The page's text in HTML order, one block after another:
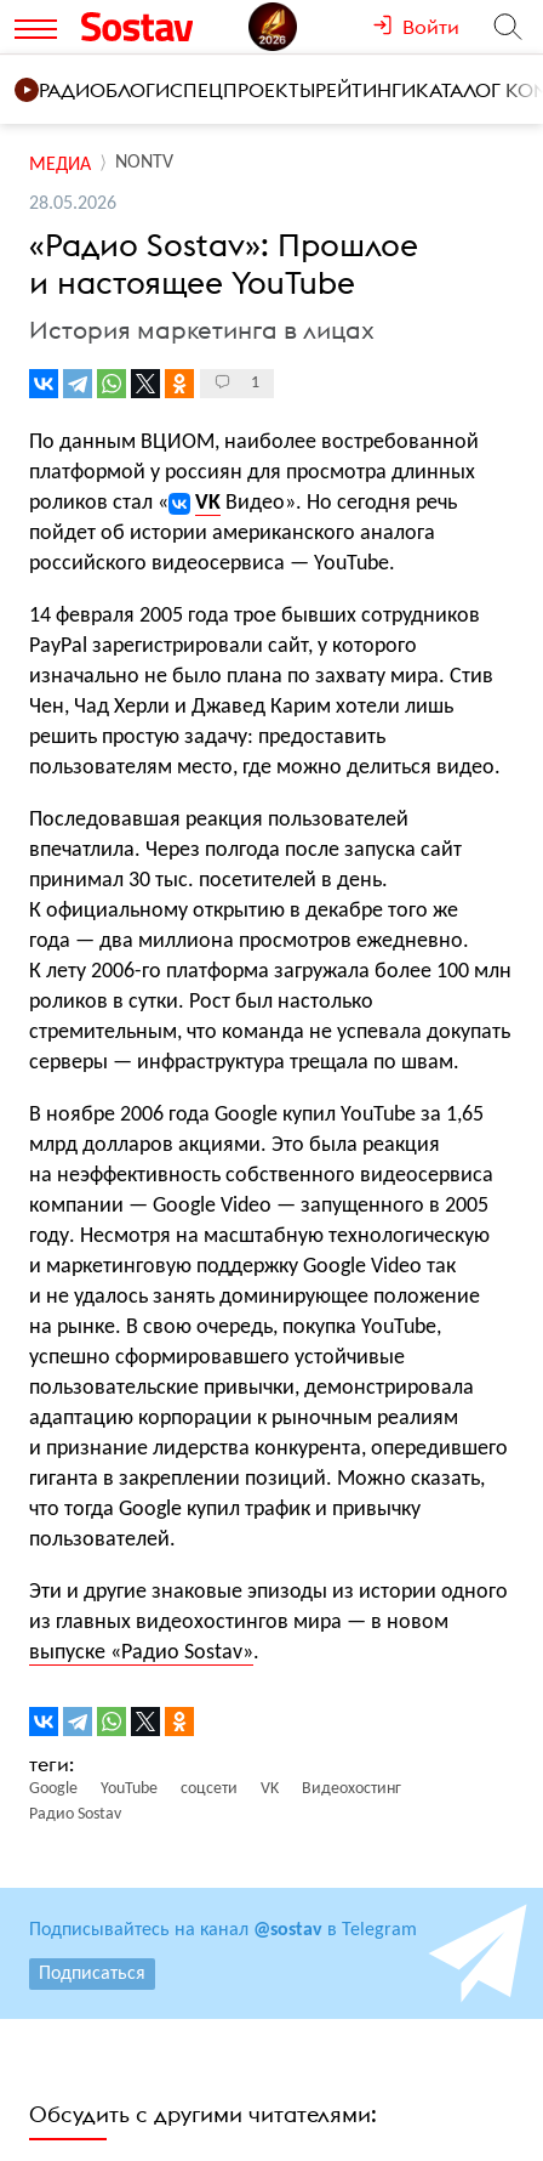
Войти
РАДИОБЛОГИСПЕЦПРОЕКТЫРЕЙТИНГИКАТАЛОГ
МЕДИА NONTV
28.05.2026
«Радио Sostav»: Прошлое
и настоящее YouTube
История маркетинга в лицах
1
По данным ВЦИОМ, наиболее востребованной
платформой у россиян для просмотра длинных
роликов стал «
VK Видео». Но сегодня речь
пойдет об истории американского аналога
российского видеосервиса — YouTube.
14 февраля 2005 года трое бывших сотрудников
PayPal зарегистрировали сайт, у которого
изначально не было плана по захвату мира. Стив
Чен, Чад Херли и Джавед Карим хотели лишь
решить простую задачу: предоставить
пользователям место, где можно делиться видео.
Последовавшая реакция пользователей
впечатлила. Через полгода после запуска сайт
принимал 30 тыс. посетителей в день.
К официальному открытию в декабре того же
года — два миллиона просмотров ежедневно.
К лету 2006-го платформа загружала более 100 млн
роликов в сутки. Рост был настолько
стремительным, что команда не успевала докупать
серверы — инфраструктура трещала по швам.
В ноябре 2006 года Google купил YouTube за 1,65
млрд долларов акциями. Это была реакция
на неэффективность собственного видеосервиса
компании — Google Video — запущенного в 2005
году. Несмотря на масштабную технологическую
и маркетинговую поддержку Google Video так
и не удалось занять доминирующее положение
на рынке. В свою очередь, покупка YouTube,
успешно сформировавшего устойчивые
пользовательские привычки, демонстрировала
адаптацию корпорации к рыночным реалиям
и признание лидерства конкурента, опередившего
гиганта в закреплении позиций. Можно сказать,
что тогда Google купил трафик и привычку
пользователей.
Эти и другие знаковые эпизоды из истории одного
из главных видеохостингов мира — в новом
выпуске «Радио Sostav».
Google YouTube соцсети VK
Видеохостинг
Радио Sostav
Подписывайтесь на канал @sostav в Telegram
Подписаться
Обсудить с другими читателями: